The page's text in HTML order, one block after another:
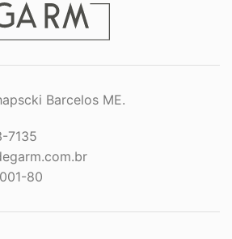
Barcelos ME.
7135
80